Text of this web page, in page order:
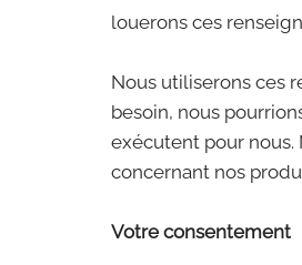
louerons ces
Nous utiliserons ces
besoin, nous
exécutent pour
concernant nos
Votre consentement